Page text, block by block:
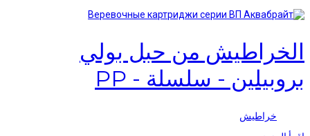
الخراطيش من حبل بولي
بروبيلين - سلسلة - PP
خراطيش